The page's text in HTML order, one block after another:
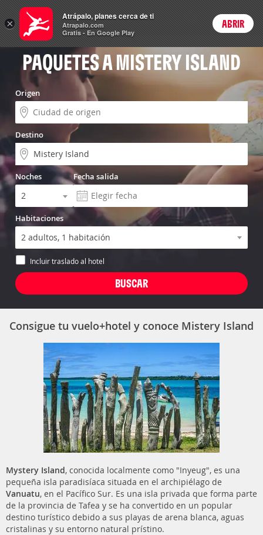
Vuelo+Hotel Login
PAQUETES A MISTERY ISLAND
Origen
Destino
Noches Fecha salida
Habitaciones
Incluir traslado al hotel
Consigue tu vuelo+hotel y conoce Mistery Island
Mystery Island, conocida localmente como "Inyeug", es una
pequeña isla paradisíaca situada en el archipiélago de
Vanuatu, en el Pacífico Sur. Es una isla privada que forma parte
de la provincia de Tafea y se ha convertido en un popular
destino turístico debido a sus playas de arena blanca, aguas
cristalinas y su entorno natural prístino.
×
Atrápalo, planes cerca de ti
Atrapalo.com
Gratis - En Google Play
ABRIR